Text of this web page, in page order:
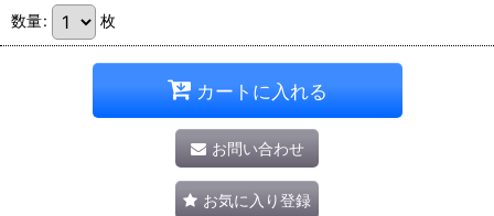
数量: 枚
カートに入れる
お問い合わせ
お気に入り登録